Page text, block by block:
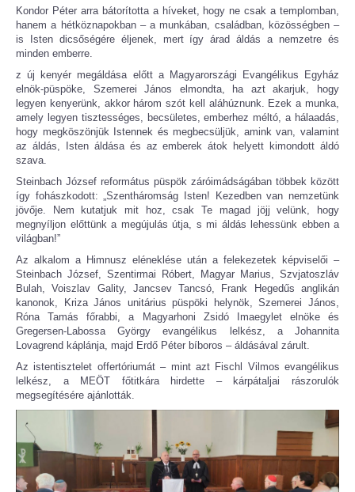
Kondor Péter arra bátorította a híveket, hogy ne csak a templomban,
hanem a hétköznapokban – a munkában, családban, közösségben –
is Isten dicsőségére éljenek, mert így árad áldás a nemzetre és
minden emberre.
z új kenyér megáldása előtt a Magyarországi Evangélikus Egyház
elnök-​püspöke, Szemerei János elmondta, ha azt akarjuk, hogy
legyen kenyerünk, akkor három szót kell aláhúznunk. Ezek a munka,
amely legyen tisztességes, becsületes, emberhez méltó, a hálaadás,
hogy megköszönjük Istennek és megbecsüljük, amink van, valamint
az áldás, Isten áldása és az emberek átok helyett kimondott áldó
szava.
Steinbach József református püspök záróimádságában többek között
így fohászkodott: „Szentháromság Isten! Kezedben van nemzetünk
jövője. Nem kutatjuk mit hoz, csak Te magad jöjj velünk, hogy
megnyíljon előttünk a megújulás útja, s mi áldás lehessünk ebben a
világban!”
Az alkalom a Himnusz eléneklése után a felekezetek képviselői –
Steinbach József, Szentirmai Róbert, Magyar Marius, Szvjatoszláv
Bulah, Voiszlav Gality, Jancsev Tancsó, Frank Hegedűs anglikán
kanonok, Kriza János unitárius püspöki helynök, Szemerei János,
Róna Tamás főrabbi, a Magyarhoni Zsidó Imaegylet elnöke és
Gregersen-​Labossa György evangélikus lelkész, a Johannita
Lovagrend káplánja, majd Erdő Péter bíboros – áldásával zárult.
Az istentisztelet offertóriumát – mint azt Fischl Vilmos evangélikus
lelkész, a MEÖT főtitkára hirdette – kárpátaljai rászorulók
megsegítésére ajánlották.